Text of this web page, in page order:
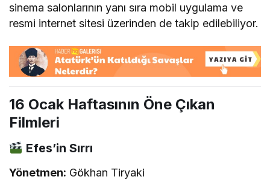
sinema salonlarının yanı sıra mobil uygulama ve
resmi internet sitesi üzerinden de takip edilebiliyor.
16 Ocak Haftasının Öne Çıkan
Filmleri
Efes’in Sırrı
Yönetmen: Gökhan Tiryaki